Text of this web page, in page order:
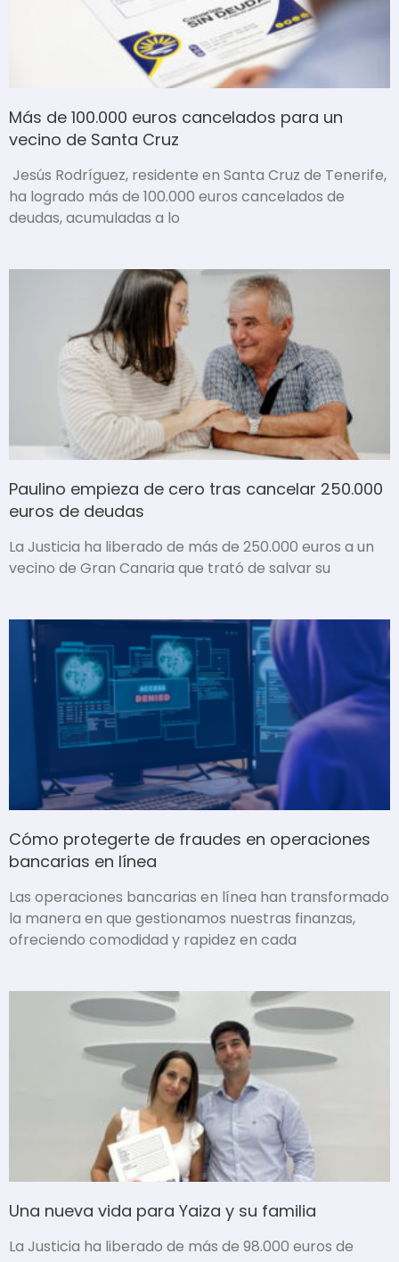
Más de 100.000 euros cancelados para un
vecino de Santa Cruz
Jesús Rodríguez, residente en Santa Cruz de Tenerife,
ha logrado más de 100.000 euros cancelados de
deudas, acumuladas a lo
Paulino empieza de cero tras cancelar 250.000
euros de deudas
La Justicia ha liberado de más de 250.000 euros a un
vecino de Gran Canaria que trató de salvar su
Cómo protegerte de fraudes en operaciones
bancarias en línea
Las operaciones bancarias en línea han transformado
la manera en que gestionamos nuestras finanzas,
ofreciendo comodidad y rapidez en cada
Una nueva vida para Yaiza y su familia
La Justicia ha liberado de más de 98.000 euros de